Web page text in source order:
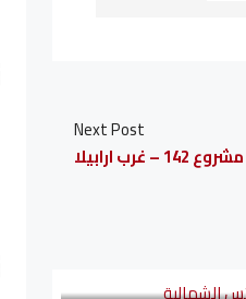
Next Post
مشروع 142 – غرب ارابيلا